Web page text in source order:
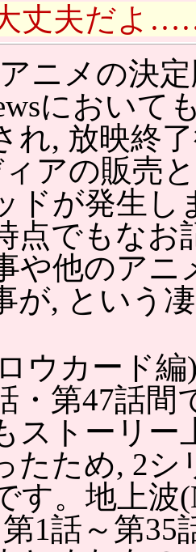
大丈夫だよ
ニメの決
において
れ, 放映終
アの販売
ドが発生し
点でもなお
や他のアニ
が, という
ウカード
・第47話
ストーリー
たため, 2
す。地上波
1話～第35